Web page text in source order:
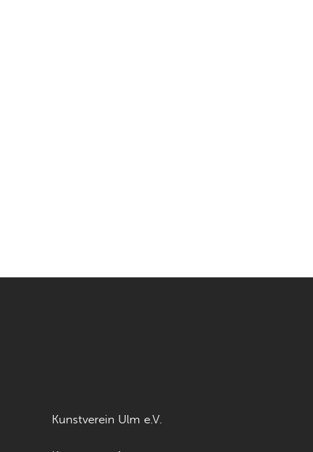
Kunstverein Ulm e.V.